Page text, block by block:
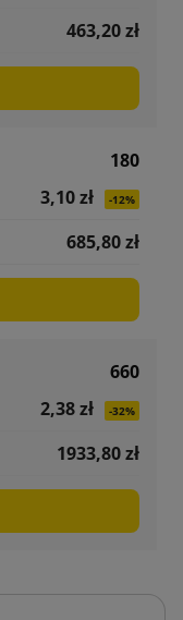
463,20 zł
180
3,10 zł
-12%
685,80 zł
660
2,38 zł
-32%
1933,80 zł